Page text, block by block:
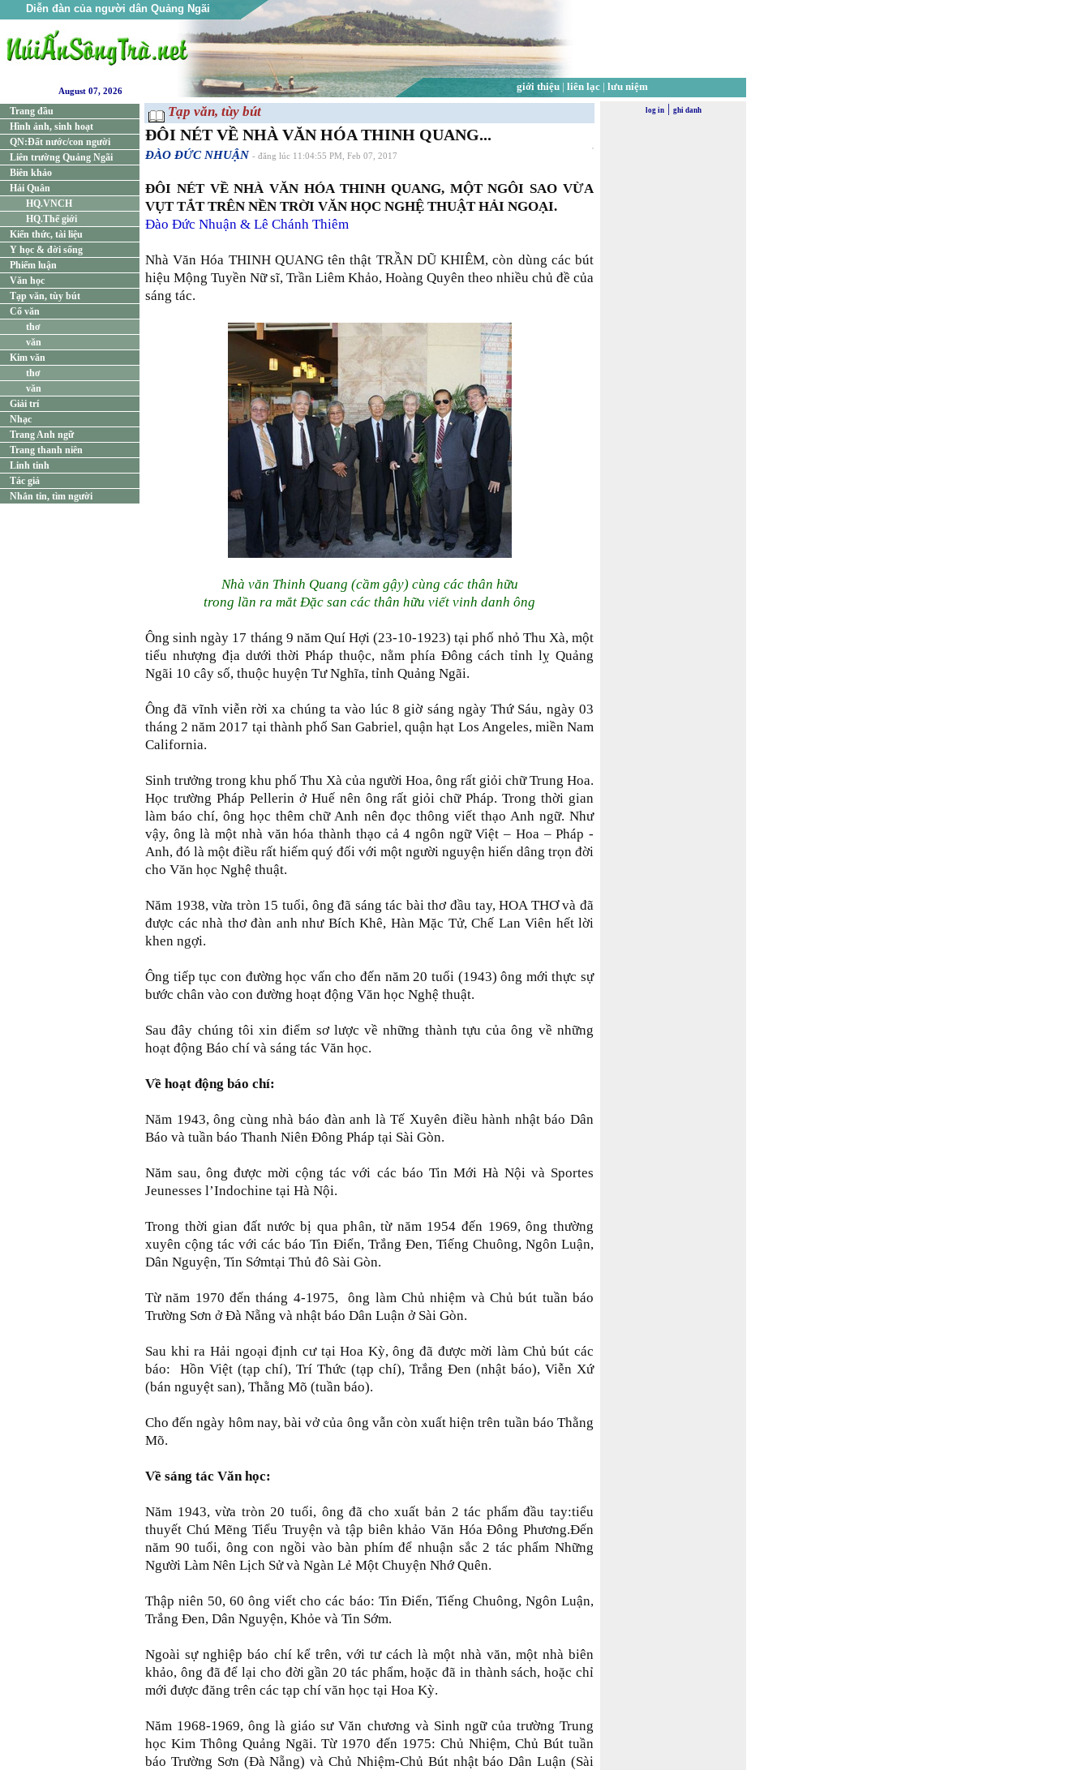
Diễn đàn của người dân Quảng Ngãi
giới thiệu| liên lạc| lưu niệm
August 07, 2026
Trang đầu
Hình ảnh, sinh hoạt
QN:Đất nước/con người
Liên trường Quảng Ngãi
Biên khảo
Hải Quân
HQ.VNCH
HQ.Thế giới
Kiến thức, tài liệu
Y học & đời sống
Phiếm luận
Văn học
Tạp văn, tùy bút
Cổ văn
thơ
văn
Kim văn
thơ
văn
Giải trí
Nhạc
Trang Anh ngữ
Trang thanh niên
Linh tinh
Tác giả
Nhắn tin, tìm người
Tạp văn, tùy bút
ĐÔI NÉT VỀ NHÀ VĂN HÓA THINH QUANG...
ĐÀO ĐỨC NHUẬN - đăng lúc 11:04:55 PM, Feb 07, 2017
ĐÔI NÉT VỀ NHÀ VĂN HÓA THINH QUANG, MỘT NGÔI SAO VỪA
VỤT TẮT TRÊN NỀN TRỜI VĂN HỌC NGHỆ THUẬT HẢI NGOẠI.
Đào Đức Nhuận & Lê Chánh Thiêm
Nhà Văn Hóa THINH QUANG tên thật TRẦN DŨ KHIÊM, còn dùng các bút
hiệu Mộng Tuyền Nữ sĩ, Trần Liêm Khảo, Hoàng Quyên theo nhiều chủ đề của
sáng tác.
Nhà văn Thinh Quang (cầm gậy) cùng các thân hữu
trong lần ra mắt Đặc san các thân hữu viết vinh danh ông
Ông sinh ngày 17 tháng 9 năm Quí Hợi (23-10-1923) tại phố nhỏ Thu Xà, một
tiểu nhượng địa dưới thời Pháp thuộc, nằm phía Đông cách tỉnh lỵ Quảng
Ngãi 10 cây số, thuộc huyện Tư Nghĩa, tỉnh Quảng Ngãi.
Ông đã vĩnh viễn rời xa chúng ta vào lúc 8 giờ sáng ngày Thứ Sáu, ngày 03
tháng 2 năm 2017 tại thành phố San Gabriel, quận hạt Los Angeles, miền Nam
California.
Sinh trưởng trong khu phố Thu Xà của người Hoa, ông rất giỏi chữ Trung Hoa.
Học trường Pháp Pellerin ở Huế nên ông rất giỏi chữ Pháp. Trong thời gian
làm báo chí, ông học thêm chữ Anh nên đọc thông viết thạo Anh ngữ. Như
vậy, ông là một nhà văn hóa thành thạo cả 4 ngôn ngữ Việt – Hoa – Pháp -
Anh, đó là một điều rất hiếm quý đối với một người nguyện hiến dâng trọn đời
cho Văn học Nghệ thuật.
Năm 1938, vừa tròn 15 tuổi, ông đã sáng tác bài thơ đầu tay, HOA THƠ và đã
được các nhà thơ đàn anh như Bích Khê, Hàn Mặc Tử, Chế Lan Viên hết lời
khen ngợi.
Ông tiếp tục con đường học vấn cho đến năm 20 tuổi (1943) ông mới thực sự
bước chân vào con đường hoạt động Văn học Nghệ thuật.
Sau đây chúng tôi xin điểm sơ lược về những thành tựu của ông về những
hoạt động Báo chí và sáng tác Văn học.
Về hoạt động báo chí:
Năm 1943, ông cùng nhà báo đàn anh là Tế Xuyên điều hành nhật báo Dân
Báo và tuần báo Thanh Niên Đông Pháp tại Sài Gòn.
Năm sau, ông được mời cộng tác với các báo Tin Mới Hà Nội và Sportes
Jeunesses l’Indochine tại Hà Nội.
Trong thời gian đất nước bị qua phân, từ năm 1954 đến 1969, ông thường
xuyên cộng tác với các báo Tin Điển, Trắng Đen, Tiếng Chuông, Ngôn Luận,
Dân Nguyện, Tin Sớmtại Thủ đô Sài Gòn.
Từ năm 1970 đến tháng 4-1975, ông làm Chủ nhiệm và Chủ bút tuần báo
Trường Sơn ở Đà Nẵng và nhật báo Dân Luận ở Sài Gòn.
Sau khi ra Hải ngoại định cư tại Hoa Kỳ, ông đã được mời làm Chủ bút các
báo: Hồn Việt (tạp chí), Trí Thức (tạp chí), Trắng Đen (nhật báo), Viễn Xứ
(bán nguyệt san), Thằng Mõ (tuần báo).
Cho đến ngày hôm nay, bài vở của ông vẫn còn xuất hiện trên tuần báo Thằng
Mõ.
Về sáng tác Văn học:
Năm 1943, vừa tròn 20 tuổi, ông đã cho xuất bản 2 tác phẩm đầu tay:tiểu
thuyết Chú Mẽng Tiểu Truyện và tập biên khảo Văn Hóa Đông Phương.Đến
năm 90 tuổi, ông con ngồi vào bàn phím để nhuận sắc 2 tác phẩm Những
Người Làm Nên Lịch Sử và Ngàn Lẻ Một Chuyện Nhớ Quên.
Thập niên 50, 60 ông viết cho các báo: Tin Điển, Tiếng Chuông, Ngôn Luận,
Trắng Đen, Dân Nguyện, Khỏe và Tin Sớm.
Ngoài sự nghiệp báo chí kể trên, với tư cách là một nhà văn, một nhà biên
khảo, ông đã để lại cho đời gần 20 tác phẩm, hoặc đã in thành sách, hoặc chỉ
mới được đăng trên các tạp chí văn học tại Hoa Kỳ.
Năm 1968-1969, ông là giáo sư Văn chương và Sinh ngữ của trường Trung
học Kim Thông Quảng Ngãi. Từ 1970 đến 1975: Chủ Nhiệm, Chủ Bút tuần
báo Trường Sơn (Đà Nẵng) và Chủ Nhiệm-Chủ Bút nhật báo Dân Luận (Sài
log in| ghi danh